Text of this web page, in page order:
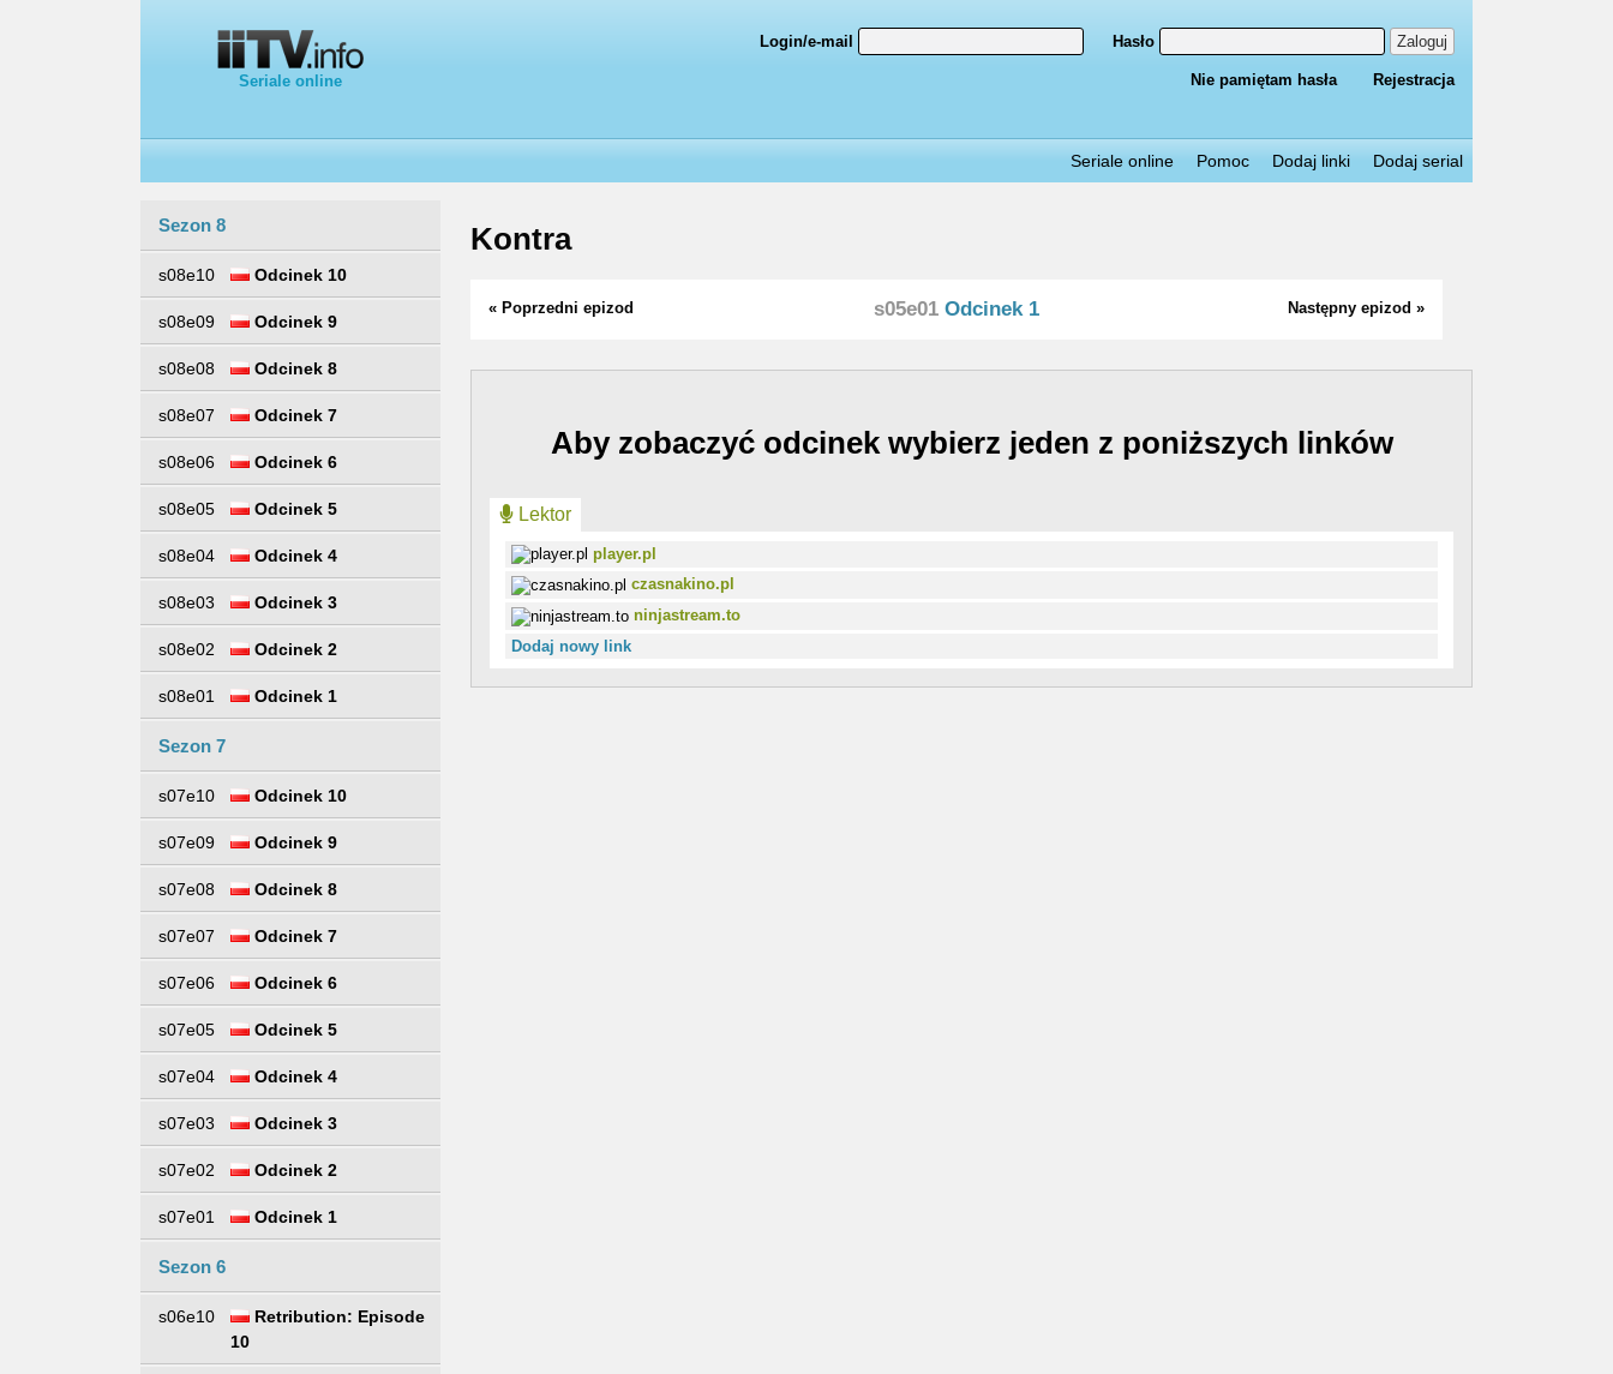
Seriale online
Login/e-mail Hasło Zaloguj
Nie pamiętam hasła Rejestracja
Seriale online Pomoc Dodaj linki Dodaj serial
Sezon 8
s08e10 Odcinek 10
s08e09 Odcinek 9
s08e08 Odcinek 8
s08e07 Odcinek 7
s08e06 Odcinek 6
s08e05 Odcinek 5
s08e04 Odcinek 4
s08e03 Odcinek 3
s08e02 Odcinek 2
s08e01 Odcinek 1
Sezon 7
s07e10 Odcinek 10
s07e09 Odcinek 9
s07e08 Odcinek 8
s07e07 Odcinek 7
s07e06 Odcinek 6
s07e05 Odcinek 5
s07e04 Odcinek 4
s07e03 Odcinek 3
s07e02 Odcinek 2
s07e01 Odcinek 1
Sezon 6
s06e10
Retribution: Episode
10
Kontra
« Poprzedni epizod Następny epizod »
s05e01 Odcinek 1
Aby zobaczyć odcinek wybierz jeden z poniższych linków
Lektor
player.pl
czasnakino.pl
ninjastream.to
Dodaj nowy link